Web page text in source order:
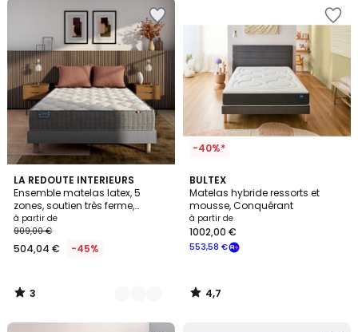
LA REDOUTE INTERIEURS
Ensemble matelas latex, 5
zones, soutien très ferme,
accueil tonique et sommier
à partir de
909,00 €
504,04 € -45%
3
/
5
2
Couleurs
3
/
-40%*
BULTEX
Matelas hybride ressorts et
mousse, Conquérant
à partir de
553,58 €
1002,00 €
4,7
/ 5
4,7
/